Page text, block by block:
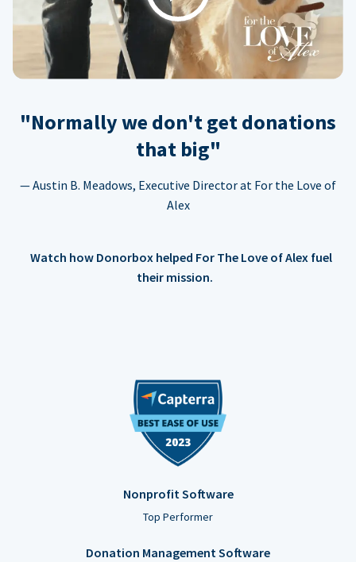
"Normally we don't get donations
that big"
— Austin B. Meadows, Executive Director at For the Love of
Alex
Watch how Donorbox helped For The Love of Alex fuel
their mission.
Nonprofit Software
Top Performer
Donation Management Software